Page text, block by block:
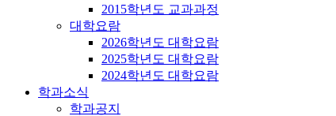
2015학년도 교과과정
대학요람
2026학년도 대학요람
2025학년도 대학요람
2024학년도 대학요람
학과소식
학과공지